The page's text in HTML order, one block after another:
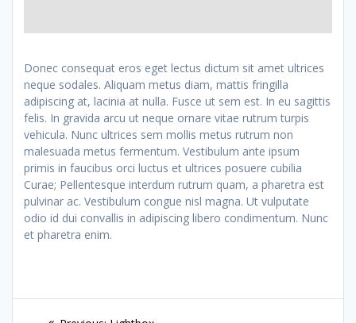
Donec consequat eros eget lectus dictum sit amet ultrices
neque sodales. Aliquam metus diam, mattis fringilla
adipiscing at, lacinia at nulla. Fusce ut sem est. In eu sagittis
felis. In gravida arcu ut neque ornare vitae rutrum turpis
vehicula. Nunc ultrices sem mollis metus rutrum non
malesuada metus fermentum. Vestibulum ante ipsum
primis in faucibus orci luctus et ultrices posuere cubilia
Curae; Pellentesque interdum rutrum quam, a pharetra est
pulvinar ac. Vestibulum congue nisl magna. Ut vulputate
odio id dui convallis in adipiscing libero condimentum. Nunc
et pharetra enim.
Post